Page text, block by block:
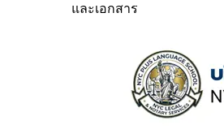
และเอกสาร